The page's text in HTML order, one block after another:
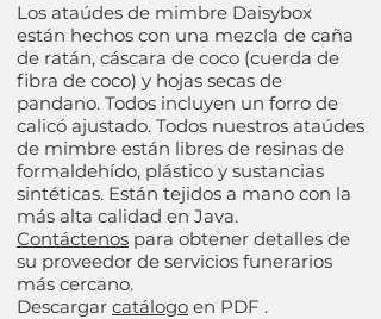
Los ataúdes de mimbre Daisybox
están hechos con una mezcla de caña
de ratán, cáscara de coco (cuerda de
fibra de coco) y hojas secas de
pandano. Todos incluyen un forro de
calicó ajustado. Todos nuestros ataúdes
de mimbre están libres de resinas de
formaldehído, plástico y sustancias
sintéticas. Están tejidos a mano con la
más alta calidad en Java.
Contáctenos para obtener detalles de
su proveedor de servicios funerarios
más cercano.
Descargar catálogo en PDF .